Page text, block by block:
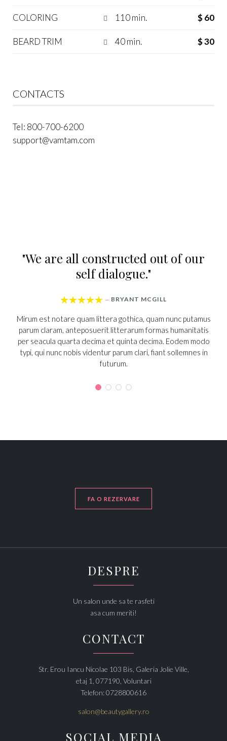
COLORING  110 min. $ 60
BEARD TRIM  40 min. $ 30
CONTACTS
Tel: 800-700-6200
support@vamtam.com
"We are all constructed out of our
self dialogue."
 — BRYANT MCGILL
Mirum est notare quam littera gothica, quam nunc putamus
parum claram, anteposuerit litterarum formas humanitatis
per seacula quarta decima et quinta decima. Eodem modo
typi, qui nunc nobis videntur parum clari, fiant sollemnes in
futurum.
FA O REZERVARE
DESPRE
Un salon unde sa te rasfeti
asa cum meriti!
CONTACT
Str. Erou Iancu Nicolae 103 Bis, Galeria Jolie Ville,
etaj 1, 077190, Voluntari
Telefon: 0728800616
salon@beautygallery.ro
SOCIAL MEDIA